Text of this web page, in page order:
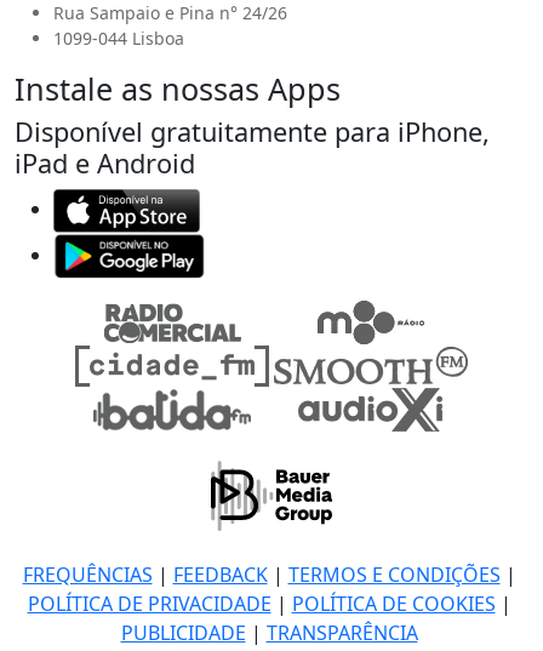
Rua Sampaio e Pina n° 24/26
1099-044 Lisboa
Instale as nossas Apps
Disponível gratuitamente para iPhone,
iPad e Android
FREQUÊNCIAS | FEEDBACK| TERMOS E CONDIÇÕES |
POLÍTICA DE PRIVACIDADE | POLÍTICA DE COOKIES |
PUBLICIDADE | TRANSPARÊNCIA